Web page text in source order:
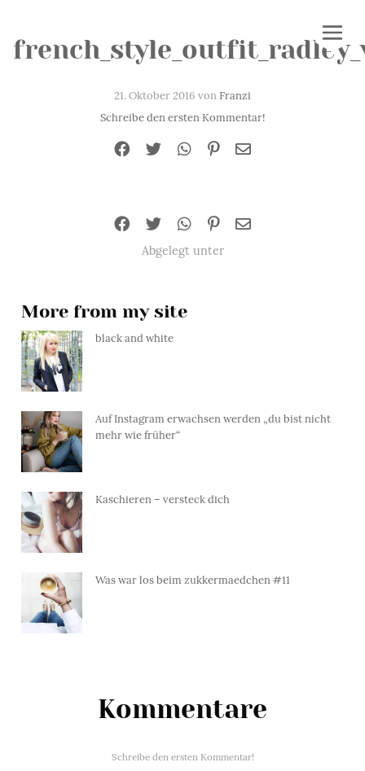
21. Oktober 2016 vonFranzi
Schreibe den ersten Kommentar!
Abgelegt unter
More from my site
black and white
Auf Instagram erwachsen werden „du bist nicht
mehr wie früher“
Kaschieren – versteck dich
Was war los beim zukkermaedchen #11
Kommentare
Schreibe den ersten Kommentar!